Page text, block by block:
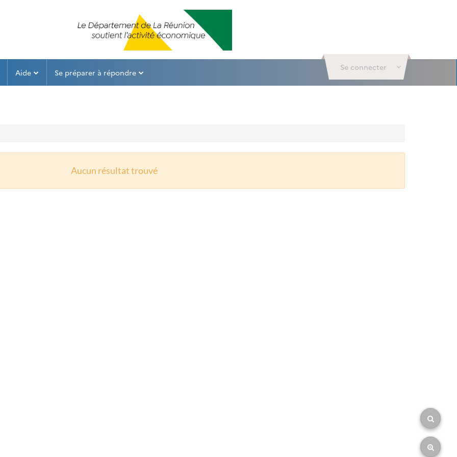
Se connecter
Aide Se préparer à répondre
Aucun résultat trouvé